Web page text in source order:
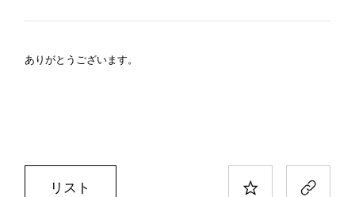
ありがとうございます。
リスト